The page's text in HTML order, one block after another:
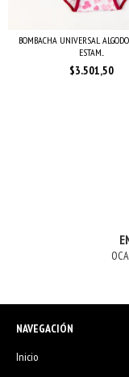
BOMBACHA UNIVERSAL
ESTAM...
$3.501,50
NAVEGACIÓN
Inicio